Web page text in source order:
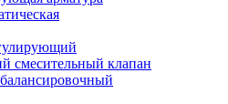
смесительный клапан